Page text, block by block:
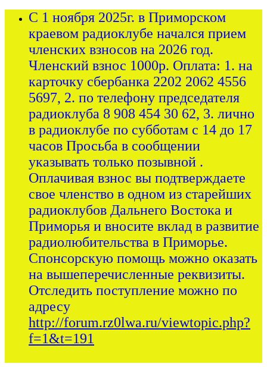
С 1 ноября 2025г. в Приморском
краевом радиоклубе начался прием
членских взносов на 2026 год.
Членский взнос 1000р. Оплата: 1. на
карточку сбербанка 2202 2062 4556
5697, 2. по телефону председателя
радиоклуба 8 908 454 30 62, 3. лично
в радиоклубе по субботам с 14 до 17
часов Просьба в сообщении
указывать только позывной .
Оплачивая взнос вы подтверждаете
свое членство в одном из старейших
радиоклубов Дальнего Востока и
Приморья и вносите вклад в развитие
радиолюбительства в Приморье.
Спонсорскую помощь можно оказать
на вышеперечисленные реквизиты.
Отследить поступление можно по
адресу
http://forum.rz0lwa.ru/viewtopic.php?
f=1&t=191